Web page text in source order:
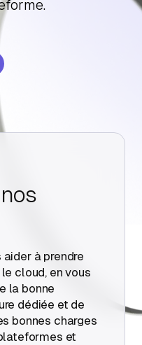
à prendre
cloud, en vous
la bonne
dédiée et de
bonnes charges
et